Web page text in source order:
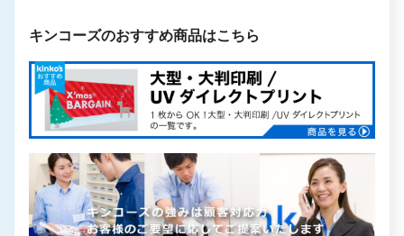
キンコーズのおすすめ商品はこちら